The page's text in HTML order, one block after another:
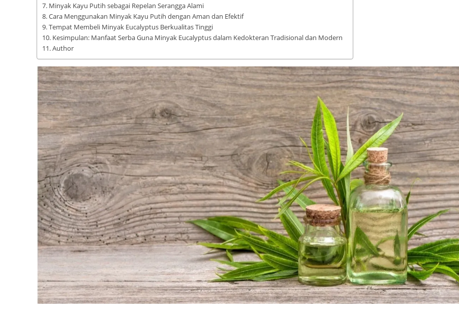
Minyak Kayu Putih sebagai Repelan Serangga Alami
Cara Menggunakan Minyak Kayu Putih dengan Aman dan Efektif
Tempat Membeli Minyak Eucalyptus Berkualitas Tinggi
Kesimpulan: Manfaat Serba Guna Minyak Eucalyptus dalam Kedokteran Tradisional dan Modern
Author